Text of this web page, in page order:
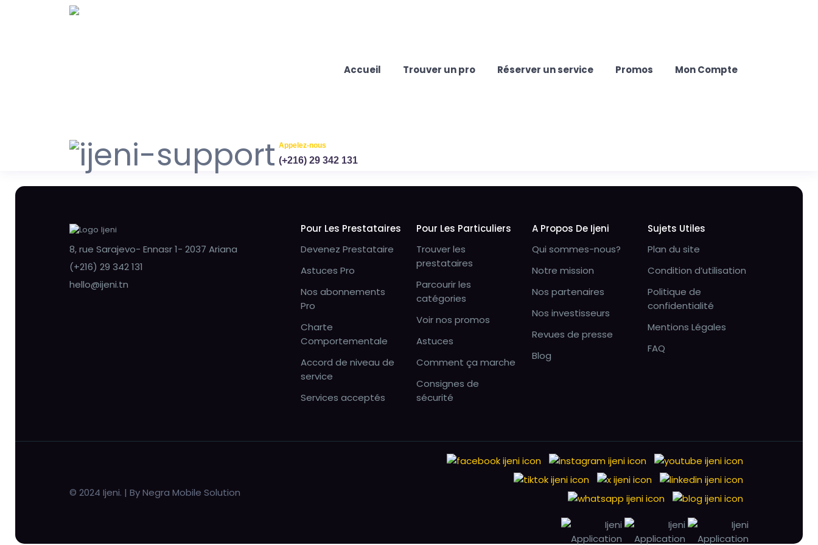
Accueil Trouver un pro Réserver un service Promos Mon Compte
Appelez-nous
(+216) 29 342 131
8, rue Sarajevo- Ennasr 1- 2037 Ariana
(+216) 29 342 131
hello@ijeni.tn
Pour Les Prestataires
Devenez Prestataire
Astuces Pro
Nos abonnements
Pro
Charte
Comportementale
Accord de niveau de
service
Services acceptés
Pour Les Particuliers
Trouver les
prestataires
Parcourir les
catégories
Voir nos promos
Astuces
Comment ça marche
Consignes de
sécurité
A Propos De Ijeni
Qui sommes-nous?
Notre mission
Nos partenaires
Nos investisseurs
Revues de presse
Blog
Sujets Utiles
Plan du site
Condition d’utilisation
Politique de
confidentialité
Mentions Légales
FAQ
© 2024 Ijeni. | By Negra Mobile Solution